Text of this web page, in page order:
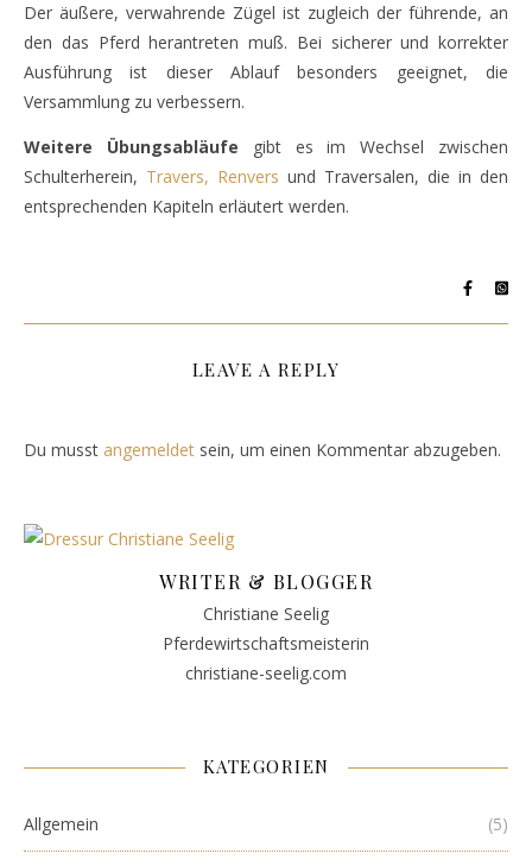
Der äußere, verwahrende Zügel ist zugleich der führende, an
den das Pferd herantreten muß. Bei sicherer und korrekter
Ausführung ist dieser Ablauf besonders geeignet, die
Versammlung zu verbessern.
Weitere Übungsabläufe gibt es im Wechsel zwischen
Schulterherein, Travers, Renvers und Traversalen, die in den
entsprechenden Kapiteln erläutert werden.
LEAVE A REPLY
Du musst angemeldet sein, um einen Kommentar abzugeben.
WRITER & BLOGGER
Christiane Seelig
Pferdewirtschaftsmeisterin
christiane-seelig.com
KATEGORIEN
Allgemein (5)